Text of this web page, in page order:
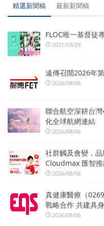
精選新聞稿 最新新聞稿
FLOC唯一基督徒
2021/03/29
遠傳召開2026年
2026/08/06
聯合航空深耕台
化全球航網連結
2026/08/06
社群觸及會變，
Cloudmax 匯智
2026/08/06
真健康醫療（
戰略合作 共建具
2026/08/06